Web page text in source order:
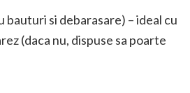
bauturi si debarasare) – ideal cu
(daca nu, dispuse sa poarte